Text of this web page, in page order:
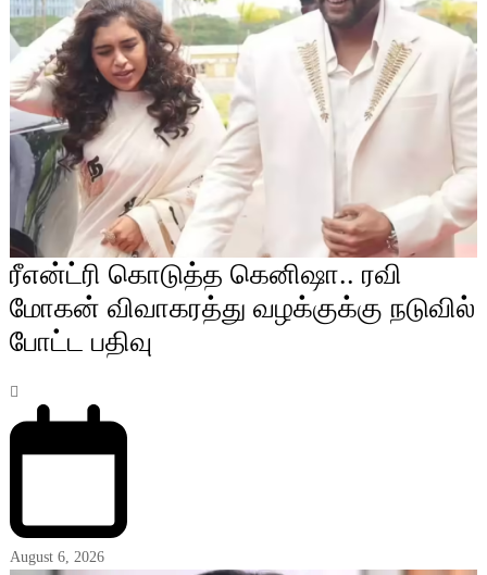
ரீஎன்ட்ரி கொடுத்த கெனிஷா.. ரவி
மோகன் விவாகரத்து வழக்குக்கு நடுவில்
போட்ட பதிவு
August 6, 2026